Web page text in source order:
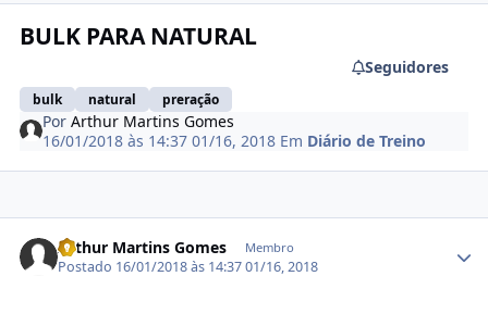
BULK PARA NATURAL
bulk natural preração
Seguidores
PorArthur Martins Gomes
16/01/2018 às 14:3701/16, 2018 Em Diário de Treino
Arthur Martins Gomes Membro
Postado 16/01/2018 às 14:3701/16, 2018